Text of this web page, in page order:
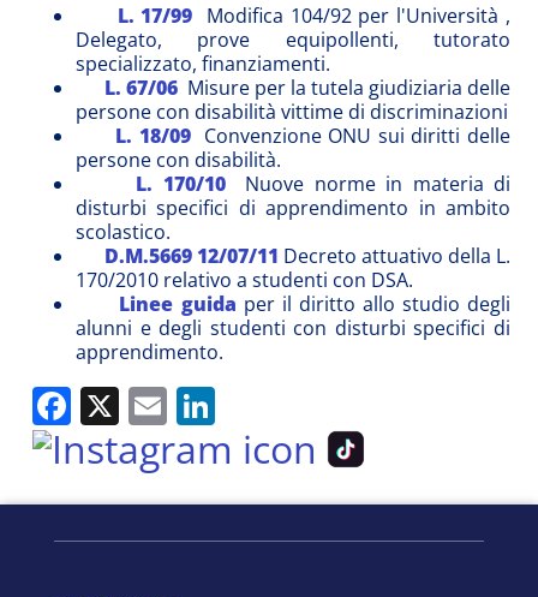
L. 17/99 Modifica 104/92 per l'Università ,
Delegato, prove equipollenti, tutorato
specializzato, finanziamenti.
L. 67/06 Misure per la tutela giudiziaria delle
persone con disabilità vittime di discriminazioni
L. 18/09Convenzione ONU sui diritti delle
persone con disabilità.
L. 170/10Nuove norme in materia di
disturbi specifici di apprendimento in ambito
scolastico.
D.M.5669 12/07/11 Decreto attuativo della L.
170/2010 relativo a studenti con DSA.
Linee guida per il diritto allo studio degli
alunni e degli studenti con disturbi specifici di
apprendimento.
Facebook
X Email